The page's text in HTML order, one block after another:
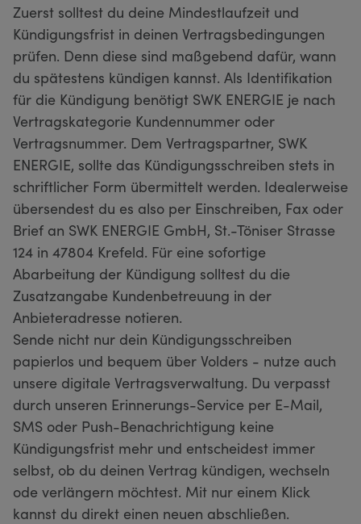
Zuerst solltest du deine Mindestlaufzeit und
Kündigungsfrist in deinen Vertragsbedingungen
prüfen. Denn diese sind maßgebend dafür, wann
du spätestens kündigen kannst. Als Identifikation
für die Kündigung benötigt SWK ENERGIE je nach
Vertragskategorie Kundennummer oder
Vertragsnummer. Dem Vertragspartner, SWK
ENERGIE, sollte das Kündigungsschreiben stets in
schriftlicher Form übermittelt werden. Idealerweise
übersendest du es also per Einschreiben, Fax oder
Brief an SWK ENERGIE GmbH, St.-Töniser Strasse
124 in 47804 Krefeld. Für eine sofortige
Abarbeitung der Kündigung solltest du die
Zusatzangabe Kundenbetreuung in der
Anbieteradresse notieren.
Sende nicht nur dein Kündigungsschreiben
papierlos und bequem über Volders - nutze auch
unsere digitale Vertragsverwaltung. Du verpasst
durch unseren Erinnerungs-Service per E-Mail,
SMS oder Push-Benachrichtigung keine
Kündigungsfrist mehr und entscheidest immer
selbst, ob du deinen Vertrag kündigen, wechseln
ode verlängern möchtest. Mit nur einem Klick
kannst du direkt einen neuen abschließen.